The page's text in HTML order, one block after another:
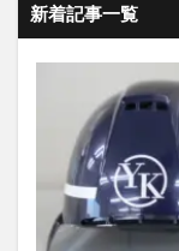
新着記事一覧